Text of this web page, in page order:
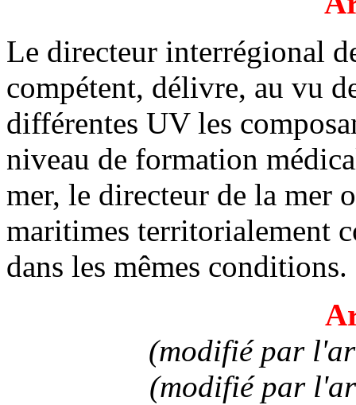
Le directeur interrégional
compétent, délivre, au vu
différentes UV les
niveau de formation
mer, le directeur de la mer
maritimes territorialement
dans les mêmes conditions.
(modifié par
(modifié par